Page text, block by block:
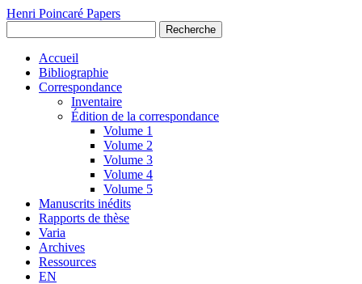
Henri Poincaré Papers
Recherche
Accueil
Bibliographie
Correspondance
Inventaire
Édition de la correspondance
Volume 1
Volume 2
Volume 3
Volume 4
Volume 5
Manuscrits inédits
Rapports de thèse
Varia
Archives
Ressources
EN